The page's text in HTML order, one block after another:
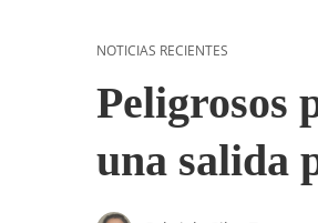
NOTICIAS RECIENTES
Peligrosos
una salida